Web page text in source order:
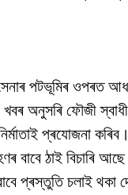
পটভূমিৰ ওপৰত
খবৰ অনুসৰি ফৌজী
প্ৰযোজনা
বাবে ঠাই বিচাৰি
প্ৰস্তুতি চলাই থকা